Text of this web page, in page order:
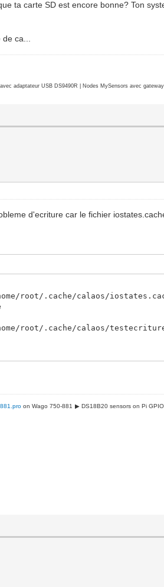
ta carte SD est encore bonne? Ton
ca...
adaptateur USB DS9490R | Nodes MySensors avec
d'ecriture car le fichier
.cache/calaos/
.cache/calaos/
on Wago 750-881 ▶ DS18B20 sensors on Pi